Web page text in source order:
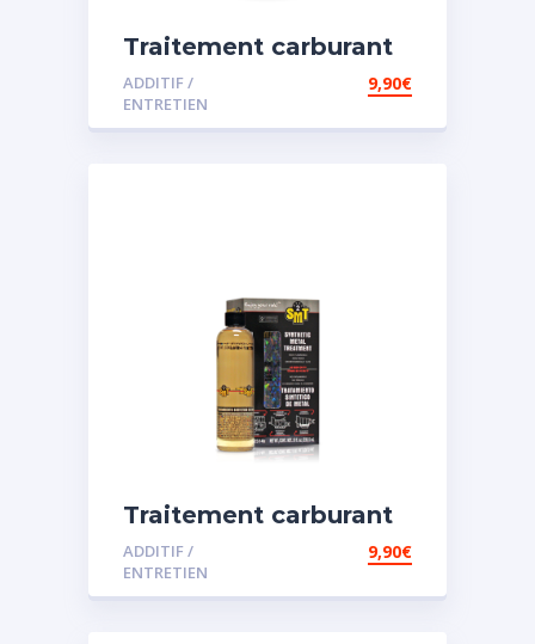
Traitement carburant
spécial diesel
ADDITIF /
ENTRETIEN
9,90€
Traitement carburant
spécial essence
ADDITIF /
ENTRETIEN
9,90€